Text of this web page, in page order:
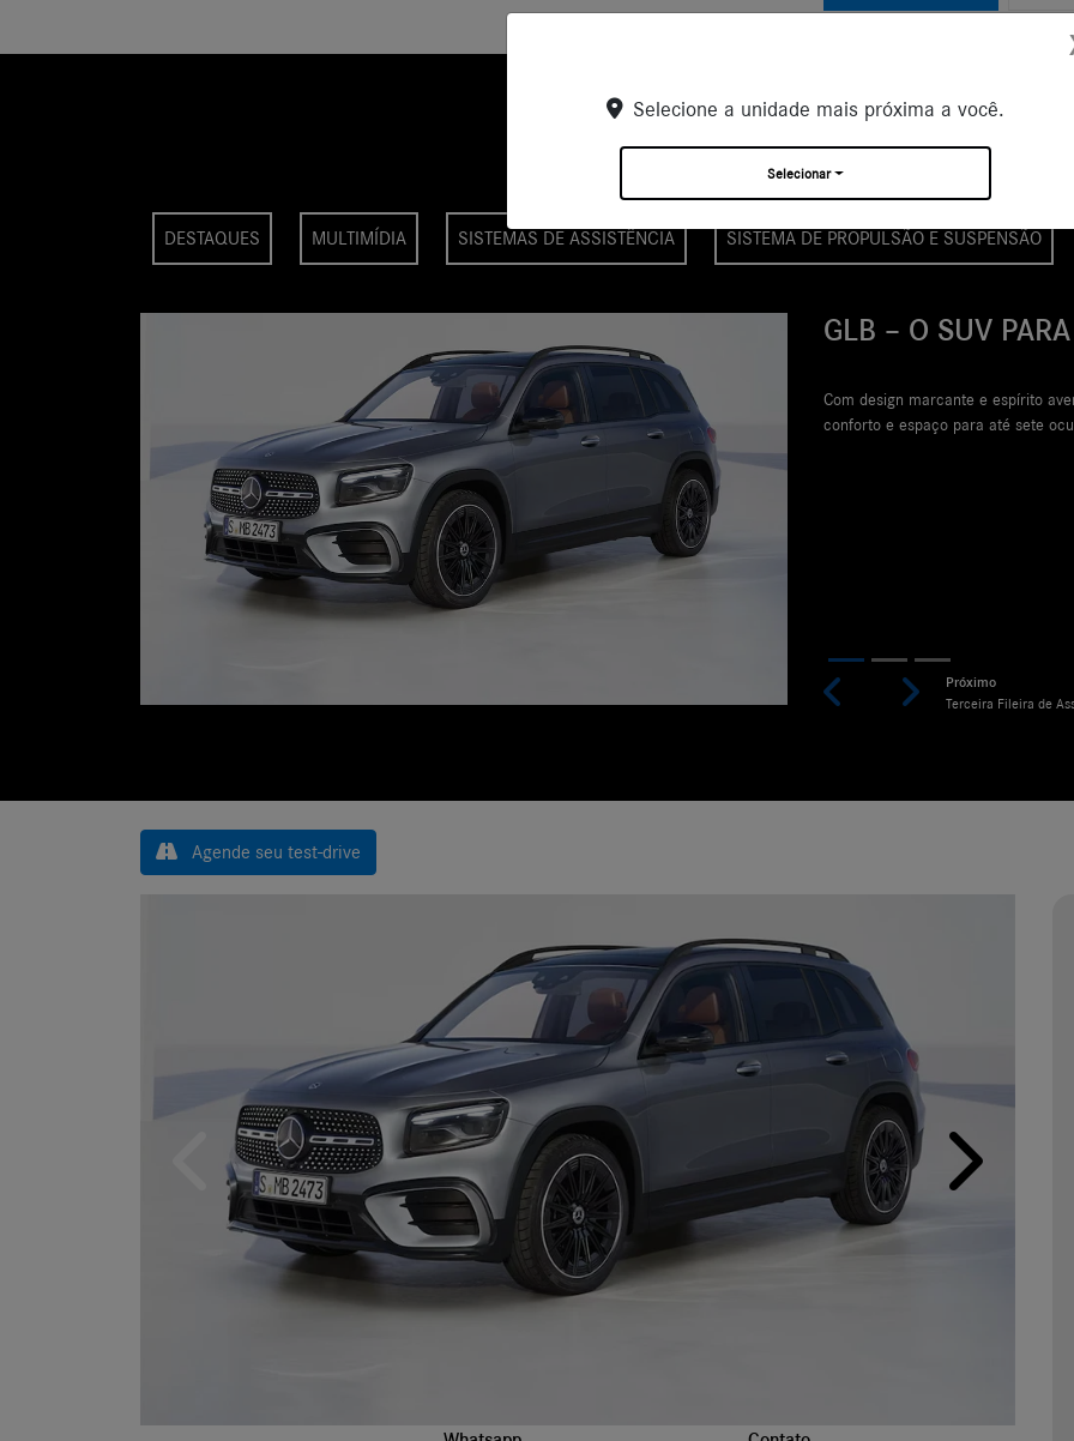
Os detalhes do AMG GLB
DESTAQUES MULTIMÍDIA SISTEMAS DE ASSISTÊNCIA SISTEMA DE PROPULSÃO E SUSPENSÃO
Com design marcante e espírito aventureiro, o Mercedes-Benz GLB une versatilidade,
conforto e espaço para até sete ocupantes — o SUV ideal para qualquer jornada.
Previous Next
Agende seu test-drive
Anterior Próximo
Selecione a unidade mais próxima a você.
Selecionar